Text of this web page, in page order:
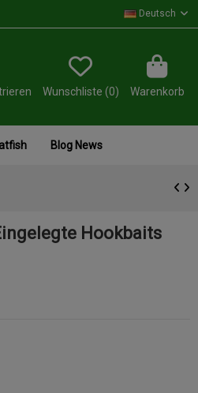
Deutsch
Wunschliste (0) Warenkorb
Blog News
Hookbaits